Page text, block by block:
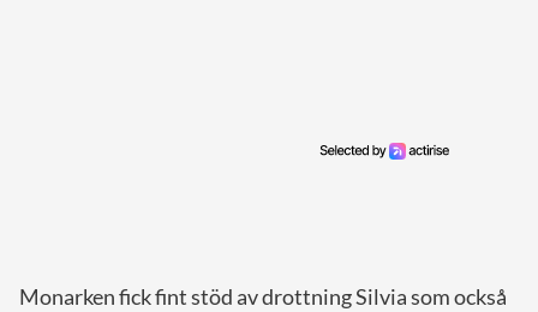
Monarken fick fint stöd av drottning Silvia som också